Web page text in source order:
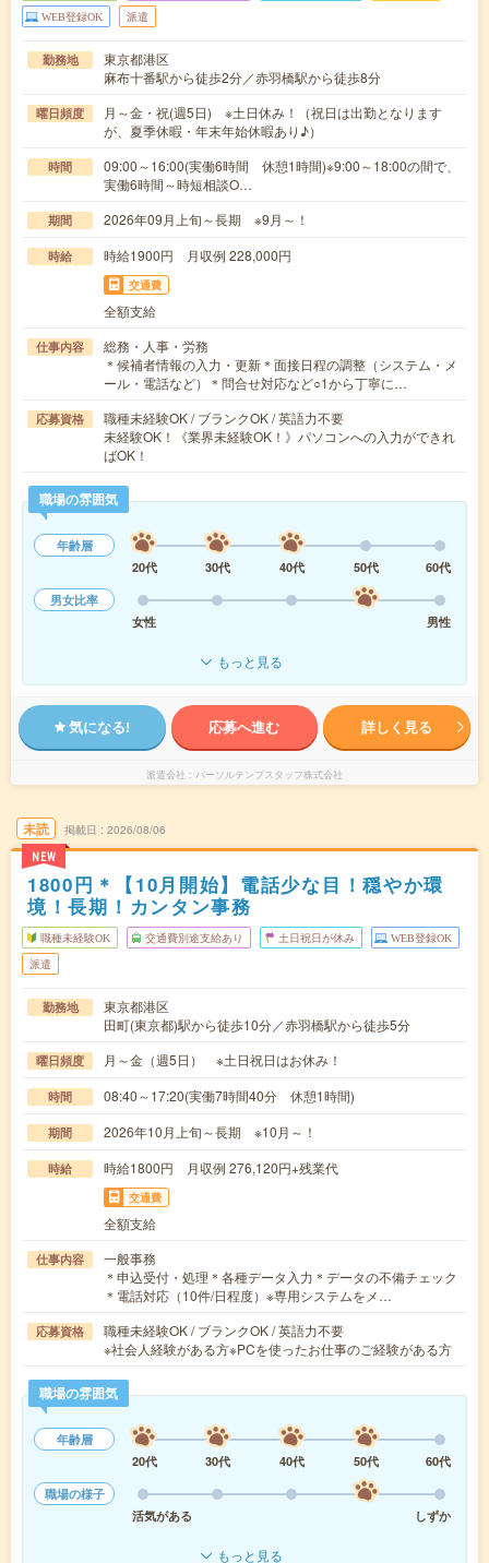
WEB登録OK 派遣
勤務地
東京都港区
麻布十番駅から徒歩2分／赤羽橋駅から徒歩8分
曜日頻度
月～金・祝(週5日) ※土日休み！（祝日は出勤となります
が、夏季休暇・年末年始休暇あり♪）
時間
09:00～16:00(実働6時間 休憩1時間)※9:00～18:00の間で、
実働6時間～時短相談O…
期間 2026年09月上旬～長期 ※9月～！
時給 時給1900円 月収例 228,000円
交通費
全額支給
仕事内容
総務・人事・労務
＊候補者情報の入力・更新＊面接日程の調整（システム・メ
ール・電話など）＊問合せ対応など○1から丁寧に…
応募資格
職種未経験OK / ブランクOK / 英語力不要
未経験OK！《業界未経験OK！》パソコンへの入力ができれ
ばOK！
職場の雰囲気
年齢層
20代
30代 40代 50代
60代
男女比率
女性
男性
もっと見る
気になる! 応募へ進む 詳しく見る
派遣会社 パーソルテンプスタッフ株式会社
未読
NEW
掲載日 2026/08/06
1800円＊【10月開始】電話少な目！穏やか環
境！長期！カンタン事務
職種未経験OK 交通費別途支給あり 土日祝日が休み WEB登録OK
派遣
勤務地
東京都港区
田町(東京都)駅から徒歩10分／赤羽橋駅から徒歩5分
曜日頻度 月～金（週5日） ※土日祝日はお休み！
時間 08:40～17:20(実働7時間40分 休憩1時間)
期間 2026年10月上旬～長期 ※10月～！
時給 時給1800円 月収例 276,120円+残業代
交通費
全額支給
仕事内容
一般事務
＊申込受付・処理＊各種データ入力＊データの不備チェック
＊電話対応（10件/日程度）※専用システムをメ…
応募資格
職種未経験OK / ブランクOK / 英語力不要
※社会人経験がある方※PCを使ったお仕事のご経験がある方
職場の雰囲気
年齢層
20代
30代 40代 50代
60代
職場の様子
活気がある
しずか
もっと見る